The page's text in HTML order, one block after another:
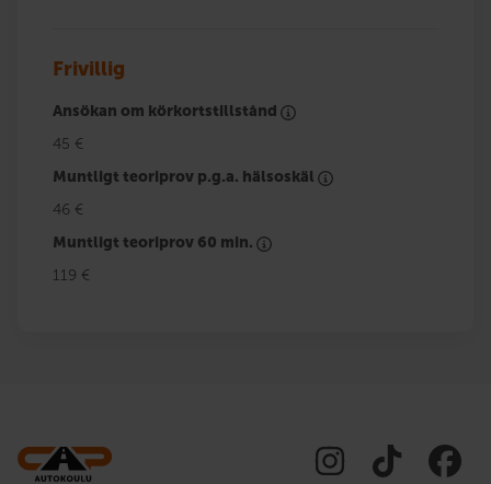
Frivillig
Ansökan om körkortstillstånd
45 €
Muntligt teoriprov p.g.a. hälsoskäl
46 €
Muntligt teoriprov 60 min.
119 €